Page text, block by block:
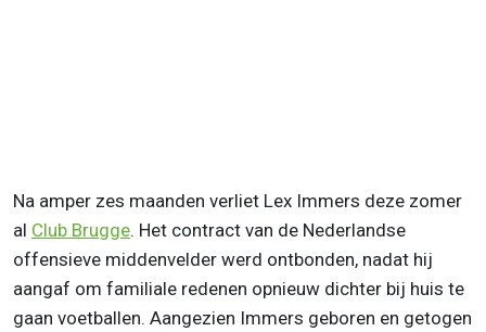
Na amper zes maanden verliet Lex Immers deze zomer
al Club Brugge. Het contract van de Nederlandse
offensieve middenvelder werd ontbonden, nadat hij
aangaf om familiale redenen opnieuw dichter bij huis te
gaan voetballen. Aangezien Immers geboren en getogen